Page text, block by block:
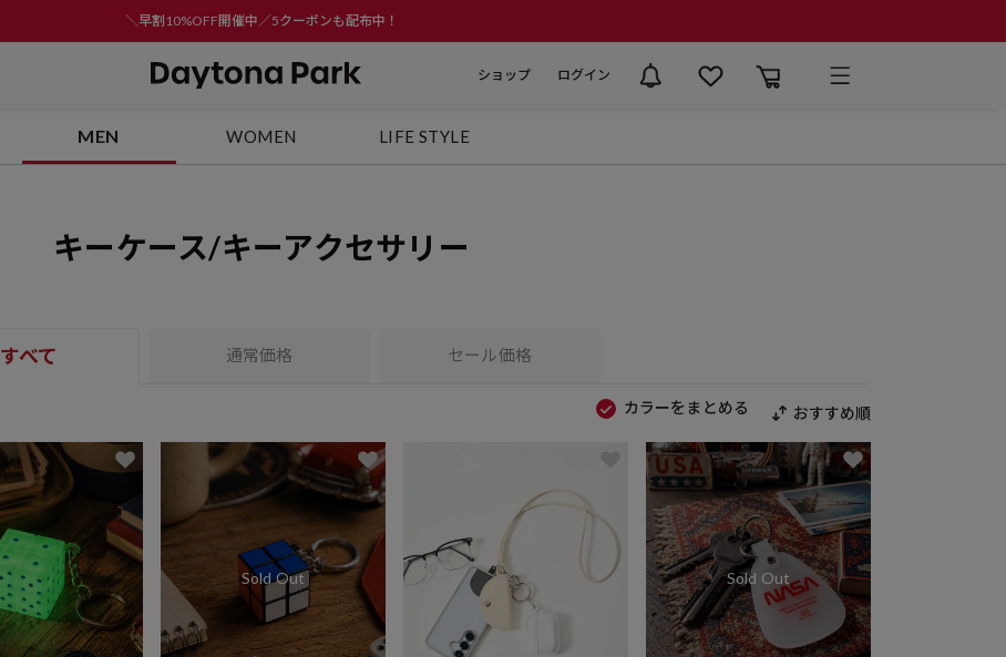
＼早割10%OFF開催中／5クーポンも配布中！
ショップ ログイン
MEN WOMEN LIFE STYLE
キーケース/キーアクセサリー
すべて 通常価格 セール価格
カラーをまとめる おすすめ順